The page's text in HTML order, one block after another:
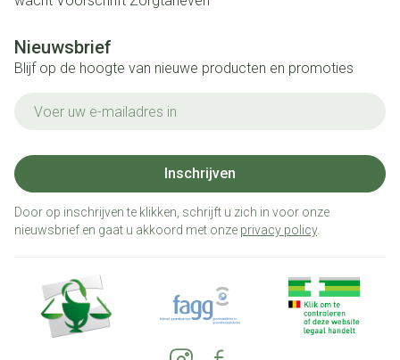
Nieuwsbrief
Blijf op de hoogte van nieuwe producten en promoties
Inschrijven
Door op inschrijven te klikken, schrijft u zich in voor onze
nieuwsbrief en gaat u akkoord met onze privacy policy.